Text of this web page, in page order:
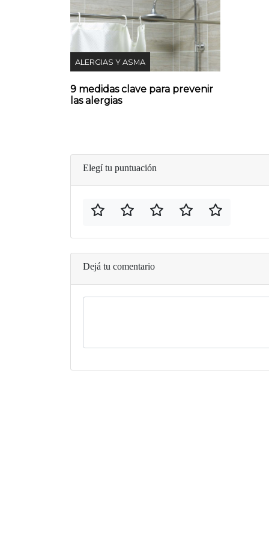
ALERGIAS Y ASMA
9 medidas clave para prevenir
las alergias
Elegí tu puntuación
Dejá tu comentario